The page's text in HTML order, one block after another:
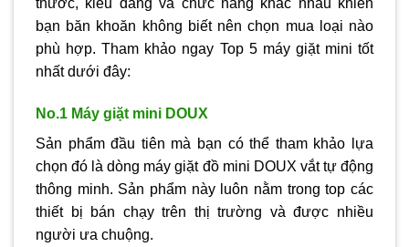
thước, kiểu dáng và chức năng khác nhau khiến
bạn băn khoăn không biết nên chọn mua loại nào
phù hợp. Tham khảo ngay Top 5 máy giặt mini tốt
nhất dưới đây:
No.1 Máy giặt mini DOUX
Sản phẩm đầu tiên mà bạn có thể tham khảo lựa
chọn đó là dòng máy giặt đồ mini DOUX vắt tự động
thông minh. Sản phẩm này luôn nằm trong top các
thiết bị bán chạy trên thị trường và được nhiều
người ưa chuộng.